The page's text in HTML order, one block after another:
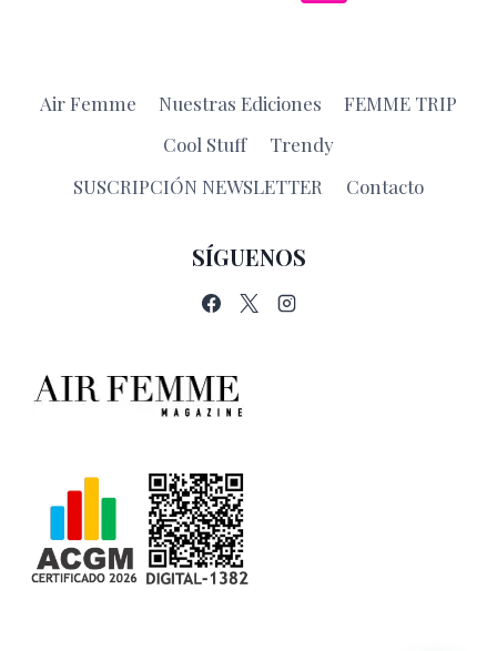
Air Femme Nuestras Ediciones
FEMME TRIP
Cool Stuff
Trendy
SUSCRIPCIÓN NEWSLETTER
Contacto
SÍGUENOS